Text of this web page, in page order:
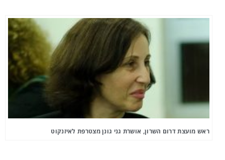
ראש מועצת דרום השרון, אושרת גני גונן מצטרפת לאיזנקוט